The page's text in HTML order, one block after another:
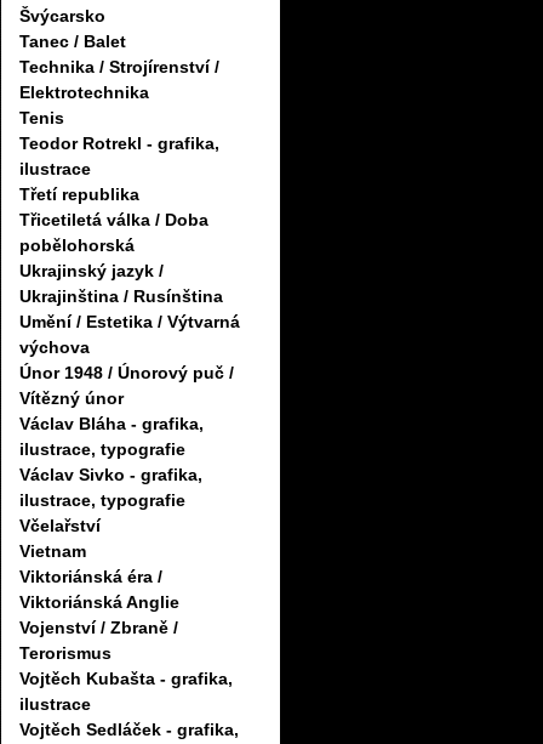
Švýcarsko
Tanec / Balet
Technika / Strojírenství /
Elektrotechnika
Tenis
Teodor Rotrekl - grafika,
ilustrace
Třetí republika
Třicetiletá válka / Doba
pobělohorská
Ukrajinský jazyk /
Ukrajinština / Rusínština
Umění / Estetika / Výtvarná
výchova
Únor 1948 / Únorový puč /
Vítězný únor
Václav Bláha - grafika,
ilustrace, typografie
Václav Sivko - grafika,
ilustrace, typografie
Včelařství
Vietnam
Viktoriánská éra /
Viktoriánská Anglie
Vojenství / Zbraně /
Terorismus
Vojtěch Kubašta - grafika,
ilustrace
Vojtěch Sedláček - grafika,